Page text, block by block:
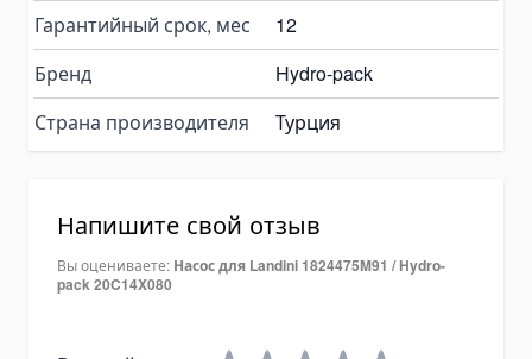
Pompa Hidrolik Loader
Коробки отбора мощности
Гидрораспределители
Моноблочные гидрораспределители
Гидрораспределители для самосвалов
Детали для гидрораспределителей
Angle Seat Valves
Гарантийный срок, мес
12
Бренд
Hydro-pack
Страна производителя
Турция
Напишите свой отзыв
Вы оцениваете: Насос для Landini 1824475M91 / Hydro-
pack 20C14X080